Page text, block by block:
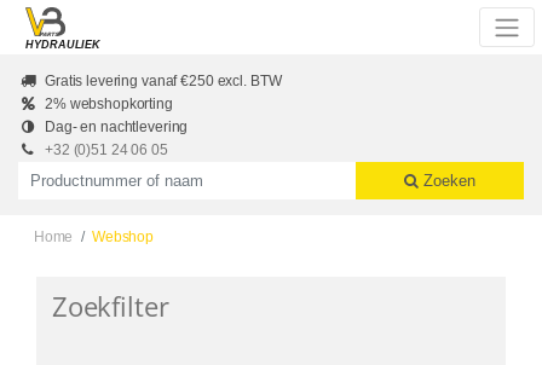
Skip to main content
HYDRAULIEK
Gratis levering vanaf €250 excl. BTW
2% webshopkorting
Dag- en nachtlevering
+32 (0)51 24 06 05
Productnummer of naam
Zoeken
Home Webshop
Zoekfilter